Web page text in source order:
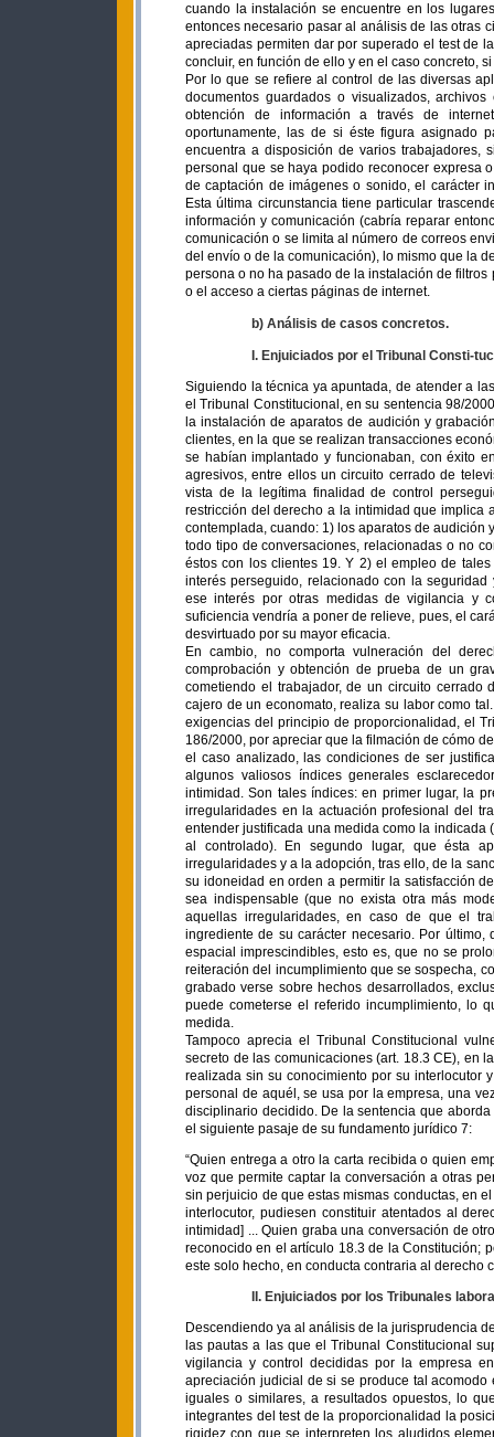
cuando la instalación se encuentre en los
entonces necesario pasar al análisis de las otras
apreciadas permiten dar por superado el test de
concluir, en función de ello y en el caso concreto,
Por lo que se refiere al control de las diversas
documentos guardados o visualizados,
obtención de información a través de
oportunamente, las de si éste figura asignado
encuentra a disposición de varios
personal que se haya podido reconocer expresa
de captación de imágenes o sonido, el carácter
Esta última circunstancia tiene particular
información y comunicación (cabría reparar
comunicación o se limita al número de correos
del envío o de la comunicación), lo mismo que la
persona o no ha pasado de la instalación de
o el acceso a ciertas páginas de internet.
b) Análisis de casos concretos.
I. Enjuiciados por el Tribunal Consti-
Siguiendo la técnica ya apuntada, de atender a
el Tribunal Constitucional, en su sentencia 98/
la instalación de aparatos de audición y
clientes, en la que se realizan transacciones
se habían implantado y funcionaban, con éxito
agresivos, entre ellos un circuito cerrado de
vista de la legítima finalidad de control
restricción del derecho a la intimidad que implica
contemplada, cuando: 1) los aparatos de
todo tipo de conversaciones, relacionadas o no
éstos con los clientes 19. Y 2) el empleo de
interés perseguido, relacionado con la
ese interés por otras medidas de vigilancia y
suficiencia vendría a poner de relieve, pues, el
desvirtuado por su mayor eficacia.
En cambio, no comporta vulneración del
comprobación y obtención de prueba de un
cometiendo el trabajador, de un circuito
cajero de un economato, realiza su labor como
exigencias del principio de proporcionalidad, el
186/2000, por apreciar que la filmación de cómo
el caso analizado, las condiciones de ser
algunos valiosos índices generales
intimidad. Son tales índices: en primer lugar, la
irregularidades en la actuación profesional del
entender justificada una medida como la
al controlado). En segundo lugar, que ésta
irregularidades y a la adopción, tras ello, de la
su idoneidad en orden a permitir la satisfacción
sea indispensable (que no exista otra más
aquellas irregularidades, en caso de que el
ingrediente de su carácter necesario. Por
espacial imprescindibles, esto es, que no se
reiteración del incumplimiento que se sospecha,
grabado verse sobre hechos desarrollados,
puede cometerse el referido incumplimiento, lo
medida.
Tampoco aprecia el Tribunal Constitucional
secreto de las comunicaciones (art. 18.3 CE), en
realizada sin su conocimiento por su interlocutor
personal de aquél, se usa por la empresa, una
disciplinario decidido. De la sentencia que
el siguiente pasaje de su fundamento jurídico 7:
“Quien entrega a otro la carta recibida o quien
voz que permite captar la conversación a otras
sin perjuicio de que estas mismas conductas, en
interlocutor, pudiesen constituir atentados al
intimidad] ... Quien graba una conversación de
reconocido en el artículo 18.3 de la Constitución;
este solo hecho, en conducta contraria al derecho
II. Enjuiciados por los Tribunales
Descendiendo ya al análisis de la jurisprudencia
las pautas a las que el Tribunal Constitucional
vigilancia y control decididas por la empresa
apreciación judicial de si se produce tal
iguales o similares, a resultados opuestos, lo
integrantes del test de la proporcionalidad la
rigidez con que se interpreten los aludidos